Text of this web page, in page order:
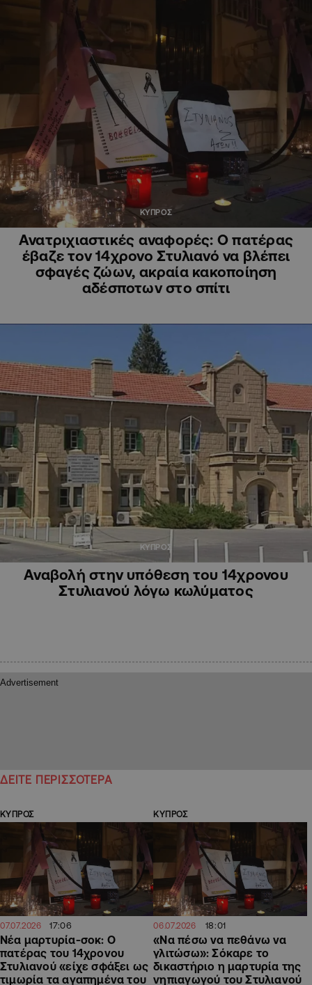
ΚΥΠΡΟΣ
Ανατριχιαστικές αναφορές: Ο πατέρας
έβαζε τον 14χρονο Στυλιανό να βλέπει
σφαγές ζώων, ακραία κακοποίηση
αδέσποτων στο σπίτι
ΚΥΠΡΟΣ
Αναβολή στην υπόθεση του 14χρονου
Στυλιανού λόγω κωλύματος
ΔΕΙΤΕ ΠΕΡΙΣΣΟΤΕΡΑ
ΚΥΠΡΟΣ
07.07.2026 17:06
Νέα μαρτυρία-σοκ: Ο
πατέρας του 14χρονου
Στυλιανού «είχε σφάξει ως
τιμωρία τα αγαπημένα του
ΚΥΠΡΟΣ
06.07.2026 18:01
«Να πέσω να πεθάνω να
γλιτώσω»: Σόκαρε το
δικαστήριο η μαρτυρία της
νηπιαγωγού του Στυλιανού